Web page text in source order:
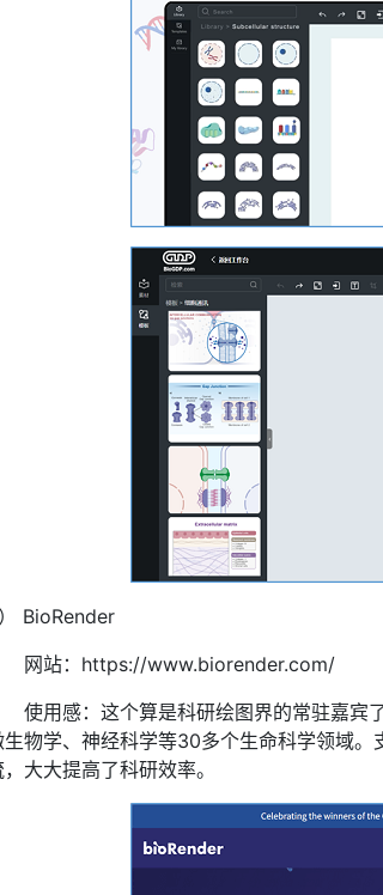
BioRender
网站：https://www.biorender.com/
使用感：这个算是科研绘图界的常驻嘉宾
生物学、神经科学等30多个生命科学领域
大大提高了科研效率。